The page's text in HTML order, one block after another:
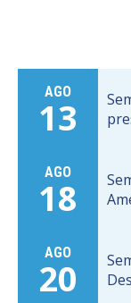
AGO
13
AGO
18
AGO
20